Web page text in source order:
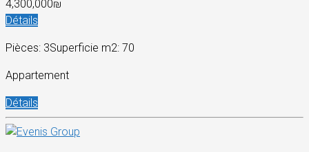
4,300,000₪
Détails
Pièces: 3Superficie m2: 70
Appartement
Détails